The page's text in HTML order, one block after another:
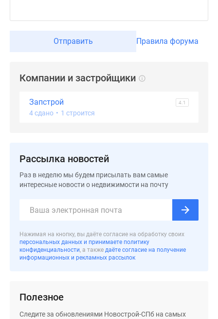
поселки
Ленинградской
коттеджные
Строящиеся
коттеджные
Коттеджные
поселки
ипотеку
Коттеджи
Траншевая
Отправить Правила форума
Компании и застройщики
Запстрой 4.1
4 сдано • 1 строится
Рассылка новостей
Раз в неделю мы будем присылать вам самые
интересные новости о недвижимости на почту
Нажимая на кнопку, вы даёте согласие на обработку своих
персональных данных и принимаете политику
конфиденциальности, а также даёте согласие на получение
информационных и рекламных рассылок
Полезное
Следите за обновлениями Новострой-СПб на самых